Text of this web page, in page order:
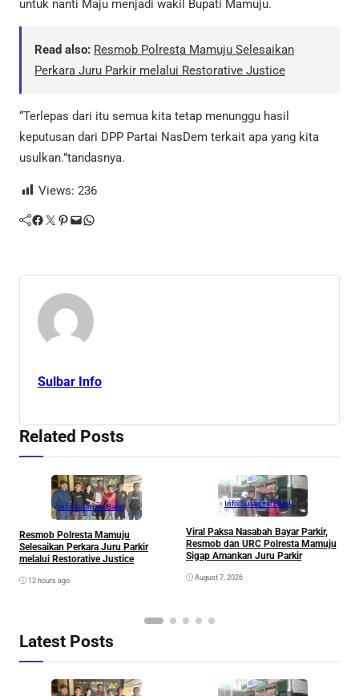
untuk nanti Maju menjadi wakil Bupati Mamuju.
Read also: Resmob Polresta Mamuju Selesaikan
Perkara Juru Parkir melalui Restorative Justice
“Terlepas dari itu semua kita tetap menunggu hasil
keputusan dari DPP Partai NasDem terkait apa yang kita
usulkan.”tandasnya.
Views: 236
Facebook Twitter Pinterest Mail WhatsApp
Sulbar Info
Related Posts
Info Sulawesi Barat
Resmob Polresta Mamuju
Selesaikan Perkara Juru Parkir
melalui Restorative Justice
12 hours ago
Info Sulawesi Barat
Viral Paksa Nasabah Bayar Parkir,
Resmob dan URC Polresta Mamuju
Sigap Amankan Juru Parkir
August 7, 2026
Latest Posts